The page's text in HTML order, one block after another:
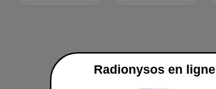
Radionysos en ligne